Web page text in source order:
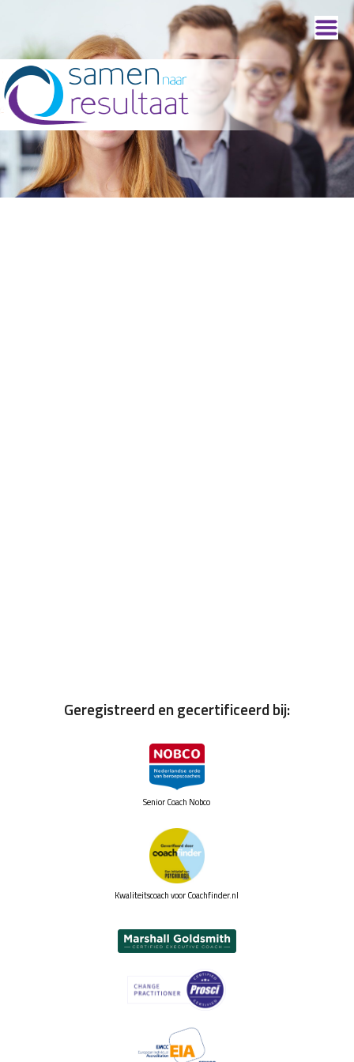
Geregistreerd en gecertificeerd bij:
Senior Coach Nobco
Kwaliteitscoach voor Coachfinder.nl